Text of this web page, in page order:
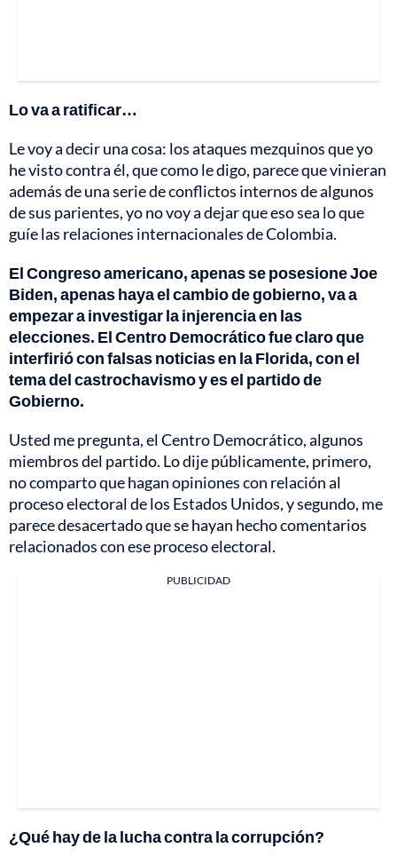
Lo va a ratificar…
Le voy a decir una cosa: los ataques mezquinos que yo
he visto contra él, que como le digo, parece que vinieran
además de una serie de conflictos internos de algunos
de sus parientes, yo no voy a dejar que eso sea lo que
guíe las relaciones internacionales de Colombia.
El Congreso americano, apenas se posesione Joe
Biden, apenas haya el cambio de gobierno, va a
empezar a investigar la injerencia en las
elecciones. El Centro Democrático fue claro que
interfirió con falsas noticias en la Florida, con el
tema del castrochavismo y es el partido de
Gobierno.
Usted me pregunta, el Centro Democrático, algunos
miembros del partido. Lo dije públicamente, primero,
no comparto que hagan opiniones con relación al
proceso electoral de los Estados Unidos, y segundo, me
parece desacertado que se hayan hecho comentarios
relacionados con ese proceso electoral.
PUBLICIDAD
¿Qué hay de la lucha contra la corrupción?